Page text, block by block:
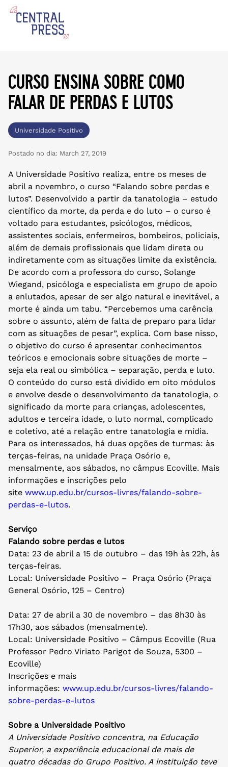
curso ensina sobre como
falar de perdas e lutos
Universidade Positivo
Postado no dia: March 27, 2019
A Universidade Positivo realiza, entre os meses de
abril a novembro, o curso “Falando sobre perdas e
lutos”. Desenvolvido a partir da tanatologia – estudo
científico da morte, da perda e do luto – o curso é
voltado para estudantes, psicólogos, médicos,
assistentes sociais, enfermeiros, bombeiros, policiais,
além de demais profissionais que lidam direta ou
indiretamente com as situações limite da existência.
De acordo com a professora do curso, Solange
Wiegand, psicóloga e especialista em grupo de apoio
a enlutados, apesar de ser algo natural e inevitável, a
morte é ainda um tabu. “Percebemos uma carência
sobre o assunto, além de falta de preparo para lidar
com as situações de pesar”, explica. Com base nisso,
o objetivo do curso é apresentar conhecimentos
teóricos e emocionais sobre situações de morte –
seja ela real ou simbólica – separação, perda e luto.
O conteúdo do curso está dividido em oito módulos
e envolve desde o desenvolvimento da tanatologia, o
significado da morte para crianças, adolescentes,
adultos e terceira idade, o luto normal, complicado
e coletivo, até a relação entre tanatologia e mídia.
Para os interessados, há duas opções de turmas: às
terças-feiras, na unidade Praça Osório e,
mensalmente, aos sábados, no câmpus Ecoville. Mais
informações e inscrições pelo
site www.up.edu.br/cursos-livres/falando-sobre-
perdas-e-lutos.
Serviço
Falando sobre perdas e lutos
Data: 23 de abril a 15 de outubro – das 19h às 22h, às
terças-feiras.
Local: Universidade Positivo – Praça Osório (Praça
General Osório, 125 – Centro)
Data: 27 de abril a 30 de novembro – das 8h30 às
17h30, aos sábados (mensalmente).
Local: Universidade Positivo – Câmpus Ecoville (Rua
Professor Pedro Viriato Parigot de Souza, 5300 –
Ecoville)
Inscrições e mais
informações: www.up.edu.br/cursos-livres/falando-
sobre-perdas-e-lutos
Sobre a Universidade Positivo
A Universidade Positivo concentra, na Educação
Superior, a experiência educacional de mais de
quatro décadas do Grupo Positivo. A instituição teve